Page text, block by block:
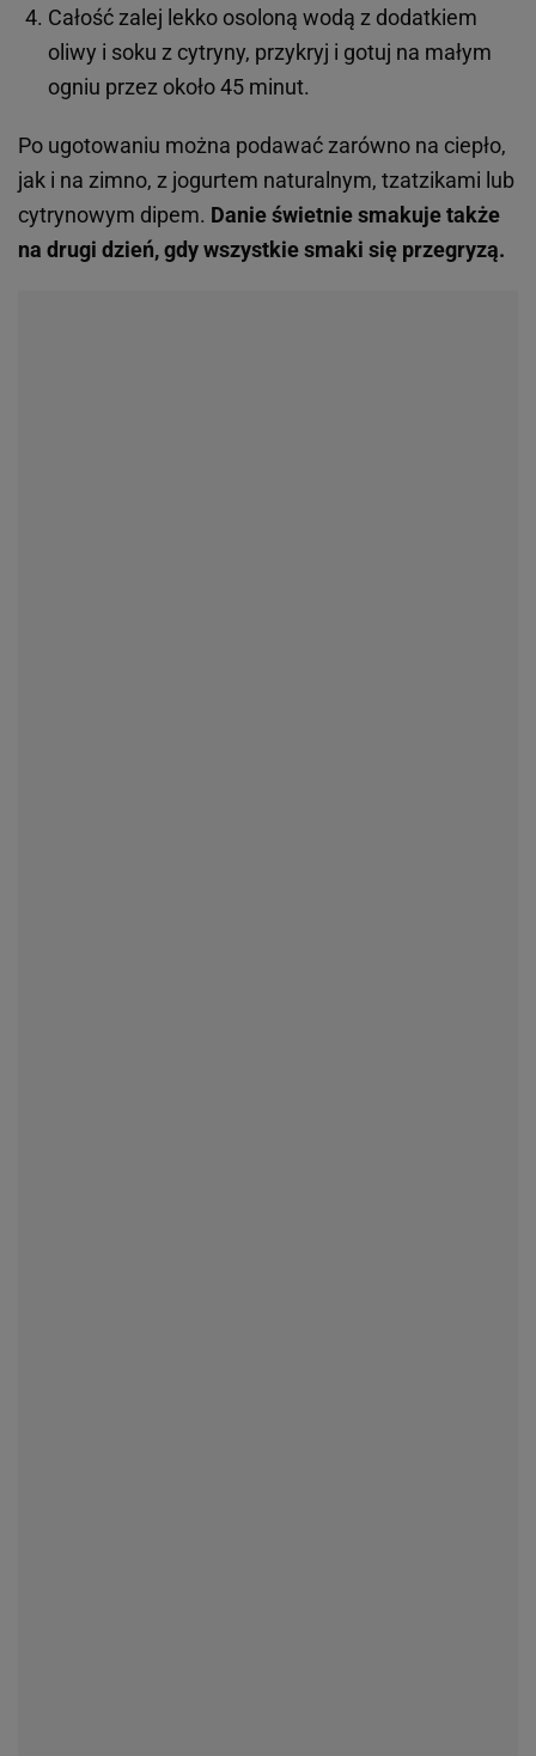
Całość zalej lekko osoloną wodą z dodatkiem
oliwy i soku z cytryny, przykryj i gotuj na małym
ogniu przez około 45 minut.
Po ugotowaniu można podawać zarówno na ciepło,
jak i na zimno, z jogurtem naturalnym, tzatzikami lub
cytrynowym dipem. Danie świetnie smakuje także
na drugi dzień, gdy wszystkie smaki się przegryzą.